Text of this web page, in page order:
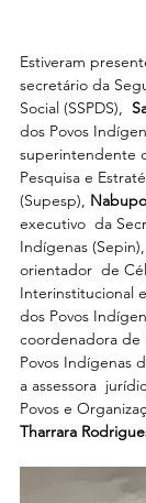
Estiveram
secretário da
Social (SSPDS),
dos Povos
superintendente
Pesquisa e
(Supesp),
executivo  da
Indígenas (Sepin),
orientador  de
Interinstitucional
dos Povos
coordenadora de
Povos Indígenas
a assessora
Povos e
Tharrara